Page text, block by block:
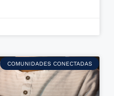
COMUNIDADES CONECTADAS